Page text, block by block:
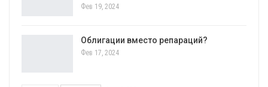
Фев 19, 2024
Облигации вместо репараций?
Фев 17, 2024